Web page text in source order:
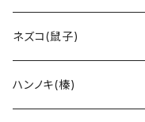
ネズコ(鼠子)
ハンノキ(榛)